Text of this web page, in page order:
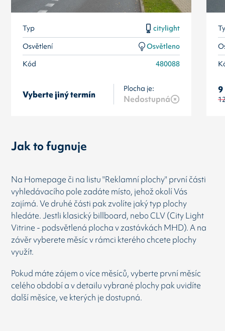
Typ
citylight
Osvětlení
Osvětleno
Kód
480088
Vyberte jiný termín
Plocha je:
Nedostupná
9
Jak to fugnuje
Na Homepage či na listu "Reklamní plochy" první části
vyhledávacího pole zadáte místo, jehož okolí Vás
zajímá. Ve druhé části pak zvolíte jaký typ plochy
hledáte. Jestli klasický billboard, nebo CLV (City Light
Vitrine - podsvětlená plocha v zastávkách MHD). A na
závěr vyberete měsíc v rámci kterého chcete plochy
využít.
Pokud máte zájem o více měsíců, vyberte první měsíc
celého období a v detailu vybrané plochy pak uvidíte
další měsíce, ve kterých je dostupná.